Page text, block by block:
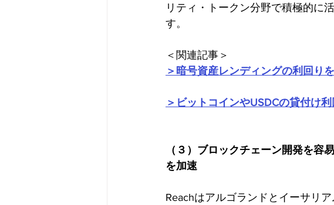
リティ・トークン分野で積極的に
す。
＜関連記事＞
＞暗号資産レンディングの利回り
＞ビットコインやUSDCの貸付け
（３）ブロックチェーン開発を容
を加速
Reachはアルゴランドとイーサリ